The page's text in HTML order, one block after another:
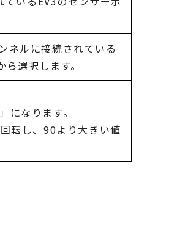
ネルに接続されている
選択します。
なります。
転し、90より大きい値